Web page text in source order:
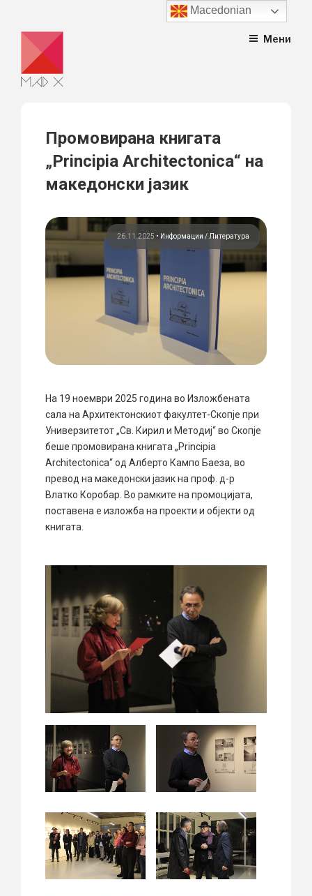
content
Мени
Промовирана книгата
„Principia Architectonica“ на
македонски јазик
26.11.2025 • Информации Литература
На 19 ноември 2025 година во Изложбената
сала на Архитектонскиот факултет-Скопје при
Универзитетот „Св. Кирил и Методиј“ во Скопје
беше промовирана книгата „Principia
Architectonica“ од Алберто Кампо Баеза, во
превод на македонски јазик на проф. д-р
Влатко Коробар. Во рамките на промоцијата,
поставена е изложба на проекти и објекти од
книгата.
Macedonian